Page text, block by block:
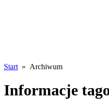
Start » Archiwum
Informacje